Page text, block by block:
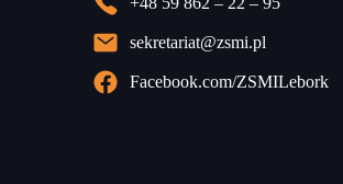
sekretariat@zsmi.pl
Facebook.com/ZSMILebork